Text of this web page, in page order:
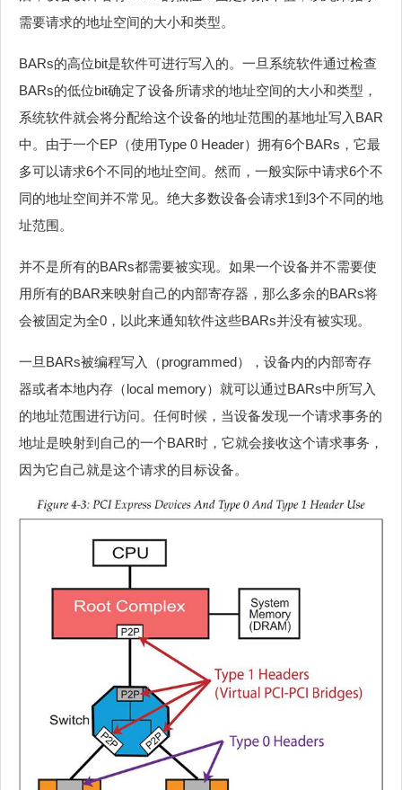
需要请求的地址空间的大小和类型。
BARs的高位bit是软件可进行写入的。一旦系统软件通过检查
BARs的低位bit确定了设备所请求的地址空间的大小和类型，
系统软件就会将分配给这个设备的地址范围的基地址写入BAR
中。由于一个EP（使用Type 0 Header）拥有6个BARs，它最
多可以请求6个不同的地址空间。然而，一般实际中请求6个不
同的地址空间并不常见。绝大多数设备会请求1到3个不同的地
址范围。
并不是所有的BARs都需要被实现。如果一个设备并不需要使
用所有的BAR来映射自己的内部寄存器，那么多余的BARs将
会被固定为全0，以此来通知软件这些BARs并没有被实现。
一旦BARs被编程写入（programmed），设备内的内部寄存
器或者本地内存（local memory）就可以通过BARs中所写入
的地址范围进行访问。任何时候，当设备发现一个请求事务的
地址是映射到自己的一个BAR时，它就会接收这个请求事务，
因为它自己就是这个请求的目标设备。